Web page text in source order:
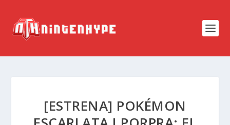
[ESTRENA] POKÉMON